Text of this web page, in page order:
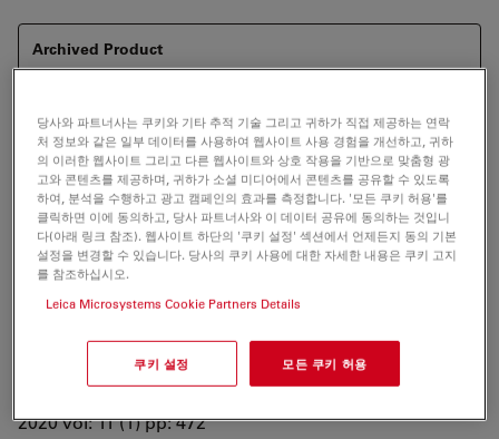
Archived Product
alternative products that may suit your needs.
Search for related articles in Google Scholar
An optochemical tool for light-induced dissociation of
adherens junctions to control mechanical coupling
between cells
Ollech D, Pflästerer T, Shellard A, Zambarda C, Spatz J,
2020 vol: 11 (1) pp: 472
당사와 파트너사는 쿠키와 기타 추적 기술 그리고 귀하가 직접 제공하는 연락
처 정보와 같은 일부 데이터를 사용하여 웹사이트 사용 경험을 개선하고, 귀하
의 이러한 웹사이트 그리고 다른 웹사이트와 상호 작용을 기반으로 맞춤형 광
고와 콘텐츠를 제공하며, 귀하가 소셜 미디어에서 콘텐츠를 공유할 수 있도록
하여, 분석을 수행하고 광고 캠페인의 효과를 측정합니다. '모든 쿠키 허용'를
클릭하면 이에 동의하고, 당사 파트너사와 이 데이터 공유에 동의하는 것입니
다(아래 링크 참조). 웹사이트 하단의 '쿠키 설정' 섹션에서 언제든지 동의 기본
설정을 변경할 수 있습니다. 당사의 쿠키 사용에 대한 자세한 내용은 쿠키 고지
를 참조하십시오.
Leica Microsystems Cookie Partners Details
쿠키 설정 모든 쿠키 허용